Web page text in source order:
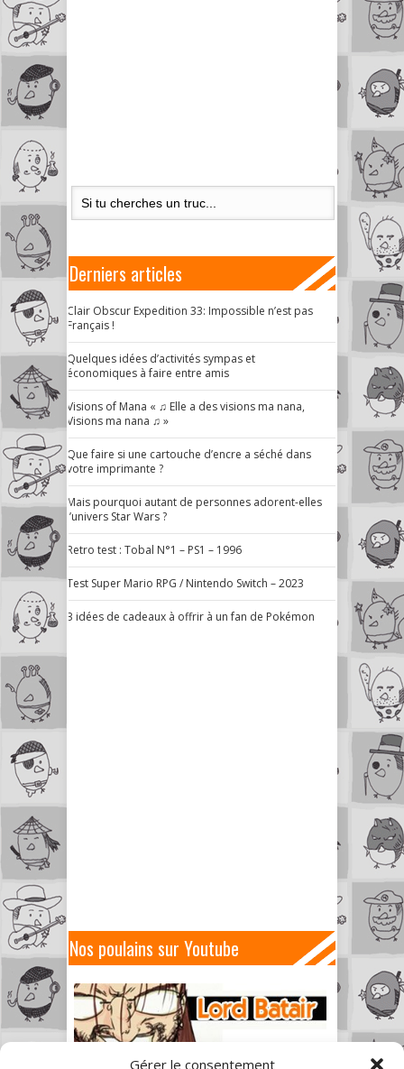
Gérer le consentement
Derniers articles
Clair Obscur Expedition 33: Impossible n’est pas
Français !
Quelques idées d’activités sympas et
économiques à faire entre amis
Visions of Mana « ♫ Elle a des visions ma nana,
Visions ma nana ♫ »
Que faire si une cartouche d’encre a séché dans
votre imprimante ?
Mais pourquoi autant de personnes adorent-elles
l’univers Star Wars ?
Retro test : Tobal N°1 – PS1 – 1996
Test Super Mario RPG / Nintendo Switch – 2023
3 idées de cadeaux à offrir à un fan de Pokémon
Nos poulains sur Youtube